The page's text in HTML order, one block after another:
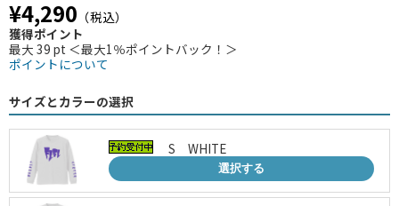
¥4,290 （税込）
獲得ポイント
最大 39 pt ＜最大1％ポイントバック！＞
ポイントについて
サイズとカラーの選択
S WHITE
選択する